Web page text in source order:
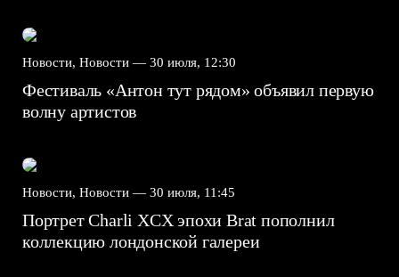
Новости, Новости — 30 июля, 12:30
Фестиваль «Антон тут рядом» объявил первую
волну артистов
Новости, Новости — 30 июля, 11:45
Портрет Charli XCX эпохи Brat пополнил
коллекцию лондонской галереи